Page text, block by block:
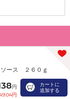
ース ２６０ｇ
円
円
カートに
追加する